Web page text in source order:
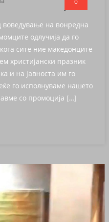
на вонредна
одлучија да го
сите ние македонците
христијански празник
и на јавноста им го
го исполнуваме нашето
со промоција […]